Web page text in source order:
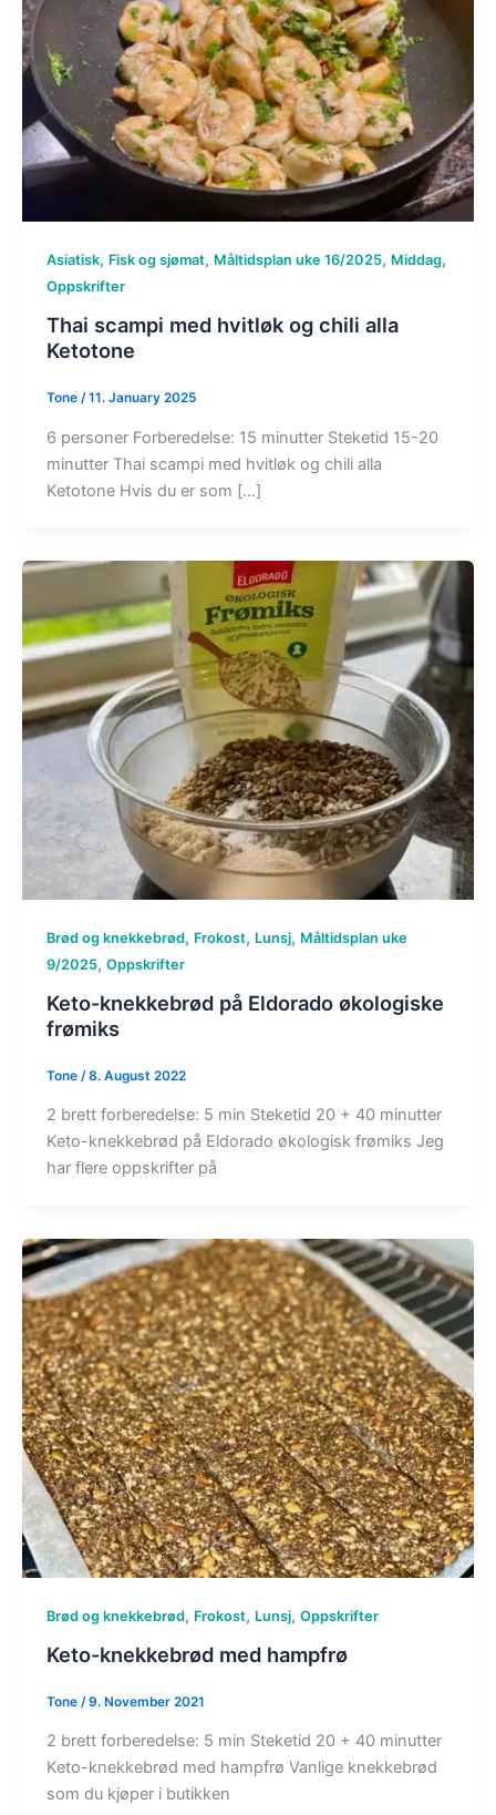
Asiatisk, Fisk og sjømat, Måltidsplan uke 16/2025, Middag,
Oppskrifter
Thai scampi med hvitløk og chili alla
Ketotone
Tone /11. January 2025
6 personer Forberedelse: 15 minutter Steketid 15-20
minutter Thai scampi med hvitløk og chili alla
Ketotone Hvis du er som […]
Brød og knekkebrød, Frokost, Lunsj, Måltidsplan uke
9/2025, Oppskrifter
Keto-knekkebrød på Eldorado økologiske
frømiks
Tone /8. August 2022
2 brett forberedelse: 5 min Steketid 20 + 40 minutter
Keto-knekkebrød på Eldorado økologisk frømiks Jeg
har flere oppskrifter på
Brød og knekkebrød, Frokost, Lunsj, Oppskrifter
Keto-knekkebrød med hampfrø
Tone /9. November 2021
2 brett forberedelse: 5 min Steketid 20 + 40 minutter
Keto-knekkebrød med hampfrø Vanlige knekkebrød
som du kjøper i butikken